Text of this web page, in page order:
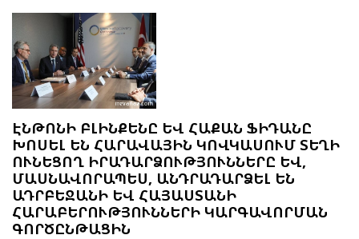
ԷՆԹՈՆԻ ԲԼԻՆՔԵՆԸ ԵՎ ՀԱՔԱՆ ՖԻԴԱՆԸ
ԽՈՍԵԼ ԵՆ ՀԱՐԱՎԱՅԻՆ ԿՈՎԿԱՍՈՒՄ ՏԵՂԻ
ՈՒՆԵՑՈՂ ԻՐԱԴԱՐՁՈՒԹՅՈՒՆՆԵՐԸ ԵՎ,
ՄԱՍՆԱՎՈՐԱՊԵՍ, ԱՆԴՐԱԴԱՐՁԵԼ ԵՆ
ԱԴՐԲԵՋԱՆԻ ԵՎ ՀԱՅԱՍՏԱՆԻ
ՀԱՐԱԲԵՐՈՒԹՅՈՒՆՆԵՐԻ ԿԱՐԳԱՎՈՐՄԱՆ
ԳՈՐԾԸՆԹԱՑԻՆ